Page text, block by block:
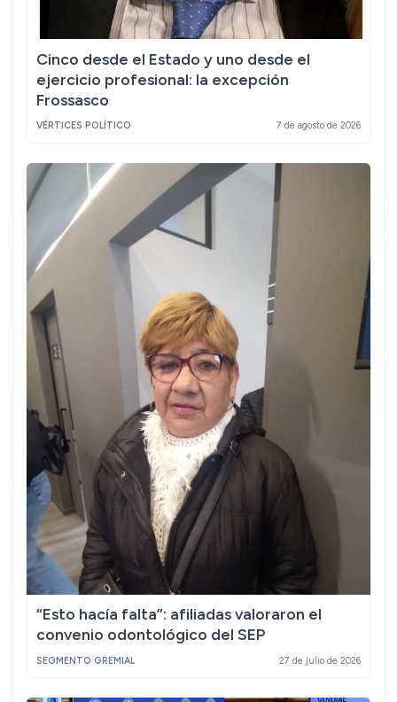
Cinco desde el Estado y uno desde el
ejercicio profesional: la excepción
Frossasco
VÉRTICES POLÍTICO 7 de agosto de 2026
“Esto hacía falta”: afiliadas valoraron el
convenio odontológico del SEP
SEGMENTO GREMIAL 27 de julio de 2026